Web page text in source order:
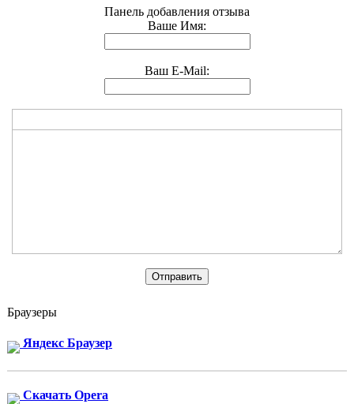
Панель добавления отзыва
Ваше Имя:
Ваш E-Mail:
Браузеры
Яндекс Браузер
Скачать Opera